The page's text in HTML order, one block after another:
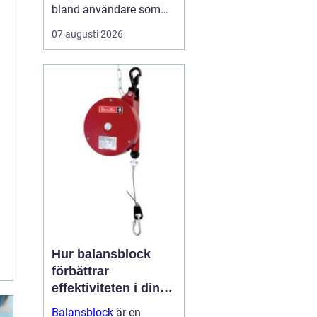
bland användare som
vill ha en lätt, smidig och
ändå kraftfull dator för
generationen har apple
tagit steget ännu längre
med sina
egenutvecklade m2, m3,
07 augusti 2026
Hur balansblock
förbättrar
effektiviteten i din
arbetsmiljö
Balansblock är en